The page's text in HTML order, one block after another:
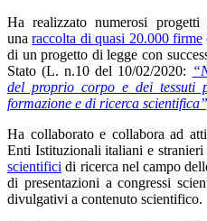
Ha realizzato numerosi
unaraccolta di quasi 20.000 firme
di un progetto di legge con
Stato (L. n.10 del 10/02/2020:
del proprio corpo e dei tessuti
formazione e di ricerca
Ha collaborato e collabora ad
Enti Istituzionali italiani e stranieri
scientifici di ricerca nel campo
di presentazioni a congressi
divulgativi a contenuto scientifico.